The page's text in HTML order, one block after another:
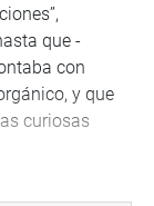
que -
con
y que
curiosas